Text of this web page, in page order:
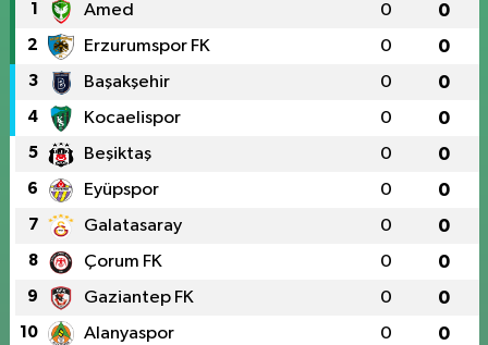
1 Amed 0 0
2 Erzurumspor FK 0 0
3 Başakşehir 0 0
4 Kocaelispor 0 0
5 Beşiktaş 0 0
6 Eyüpspor 0 0
7 Galatasaray 0 0
8 Çorum FK 0 0
9 Gaziantep FK 0 0
10 Alanyaspor 0 0